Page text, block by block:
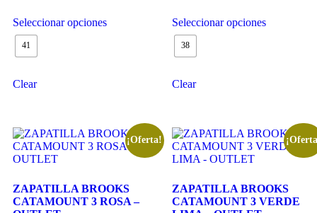
Seleccionar opciones
41
Clear
Seleccionar opciones
38
Clear
¡Oferta!
ZAPATILLA BROOKS
CATAMOUNT 3 ROSA –
ZAPATILLA BROOKS
CATAMOUNT 3 VERDE